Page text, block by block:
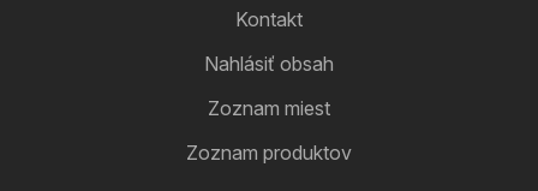
Kontakt
Nahlásiť obsah
Zoznam miest
Zoznam produktov